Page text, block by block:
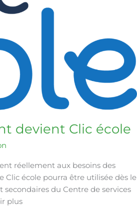
devient Clic école
réellement aux besoins des
Clic école pourra être utilisée dès le
secondaires du Centre de services
plus